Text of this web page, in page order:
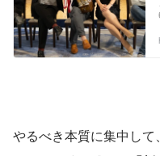
やるべき本質に集中し